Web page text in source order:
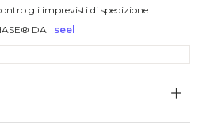
gli imprevisti di spedizione
DA
seel